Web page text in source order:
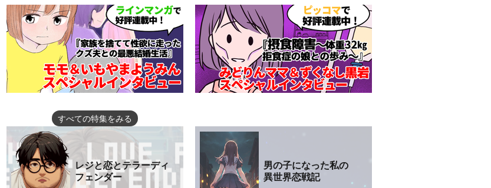
すべての特集をみる
レジと恋とテラーディ
フェンダー
男の子になった私の
異世界恋戦記